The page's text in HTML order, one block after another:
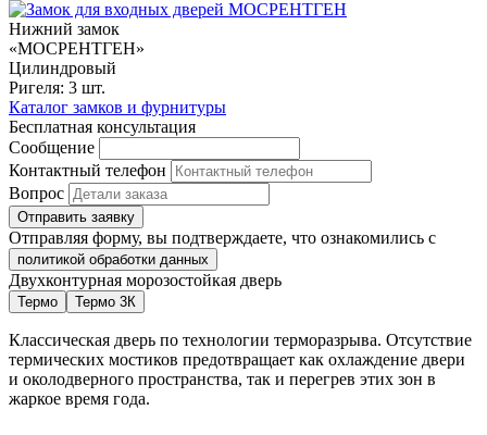
Нижний замок
«МОСРЕНТГЕН»
Цилиндровый
Ригеля: 3 шт.
Каталог замков и фурнитуры
Бесплатная консультация
Сообщение
Контактный телефон
Вопрос
Отправить заявку
Отправляя форму, вы подтверждаете, что ознакомились с
политикой обработки данных
Двухконтурная морозостойкая дверь
Термо Термо 3К
Классическая дверь по технологии терморазрыва. Отсутствие
термических мостиков предотвращает как охлаждение двери
и околодверного пространства, так и перегрев этих зон в
жаркое время года.